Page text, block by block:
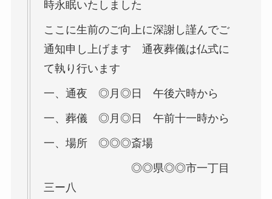
時永眠いたしました
ここに生前のご向上に深謝し謹んでご
通知申し上げます 通夜葬儀は仏式に
て執り行います
一、通夜 ◎月◎日 午後六時から
一、葬儀 ◎月◎日 午前十一時から
一、場所 ◎◎◎斎場
◎◎県◎◎市一丁目
三ー八